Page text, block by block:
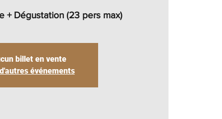
+ Dégustation (23 pers max)
billet en vente
événements